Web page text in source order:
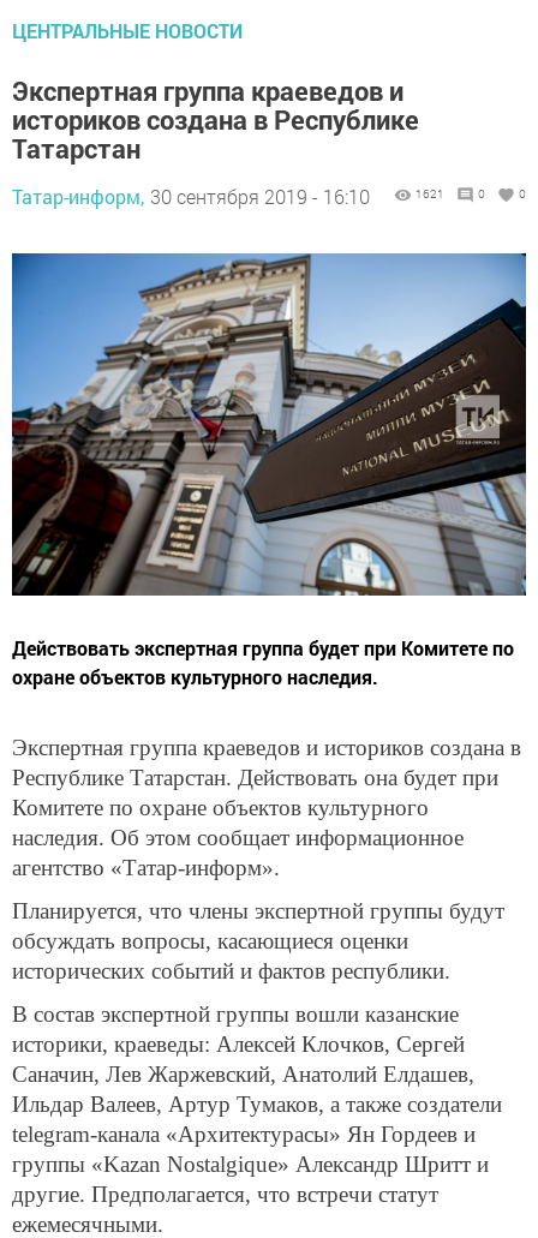
ЦЕНТРАЛЬНЫЕ НОВОСТИ
Экспертная группа краеведов и
историков создана в Республике
Татарстан
Татар-информ, 30 сентября 2019 - 16:10 1621 0 0
Действовать экспертная группа будет при Комитете по
охране объектов культурного наследия.
Экспертная группа краеведов и историков создана в
Республике Татарстан. Действовать она будет при
Комитете по охране объектов культурного
наследия. Об этом сообщает информационное
агентство «Татар-информ».
Планируется, что члены экспертной группы будут
обсуждать вопросы, касающиеся оценки
исторических событий и фактов республики.
В состав экспертной группы вошли казанские
историки, краеведы: Алексей Клочков, Сергей
Саначин, Лев Жаржевский, Анатолий Елдашев,
Ильдар Валеев, Артур Тумаков, а также создатели
telegram-канала «Архитектурасы» Ян Гордеев и
группы «Kazan Nostalgique» Александр Шритт и
другие. Предполагается, что встречи статут
ежемесячными.